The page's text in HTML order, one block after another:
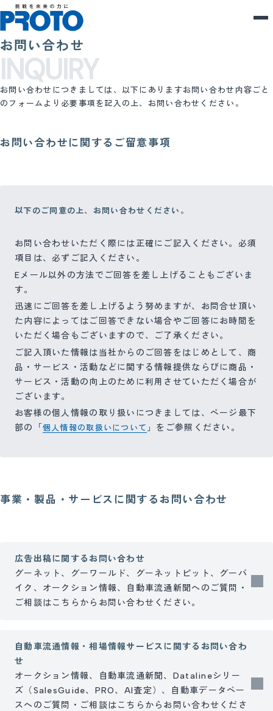
お問い合わせ
INQUIRY
お問い合わせにつきましては、以下にありますお問い合わせ内容ごと
のフォームより必要事項を記入の上、お問い合わせください。
お問い合わせに関するご留意事項
以下のご同意の上、お問い合わせください。
お問い合わせいただく際には正確にご記入ください。必須
項目は、必ずご記入ください。
Eメール以外の方法でご回答を差し上げることもございま
す。
迅速にご回答を差し上げるよう努めますが、お問合せ頂い
た内容によってはご回答できない場合やご回答にお時間を
いただく場合もございますので、ご了承ください。
ご記入頂いた情報は当社からのご回答をはじめとして、商
品・サービス・活動などに関する情報提供ならびに商品・
サービス・活動の向上のために利用させていただく場合が
ございます。
お客様の個人情報の取り扱いにつきましては、ページ最下
部の「 個人情報の取扱いについて 」をご参照ください。
事業・製品・サービスに関するお問い合わせ
広告出稿に関するお問い合わせ
グーネット、グーワールド、グーネットピット、グーバ
イク、オークション情報、自動車流通新聞へのご質問・
ご相談はこちらからお問い合わせください。
自動車流通情報・相場情報サービスに関するお問い合わ
せ
オークション情報、自動車流通新聞、Datalineシリー
ズ（SalesGuide、PRO、AI査定）、自動車データベー
スへのご質問・ご相談はこちらからお問い合わせくださ